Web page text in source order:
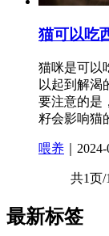
猫可以吃
猫咪是可以
以起到解渴
要注意的是
籽会影响猫
喂养 ｜
共1页/
最新标签